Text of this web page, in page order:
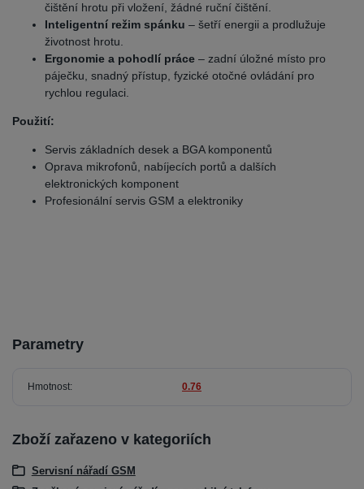
čištění hrotu při vložení, žádné ruční čištění.
Inteligentní režim spánku – šetří energii a prodlužuje
životnost hrotu.
Ergonomie a pohodlí práce – zadní úložné místo pro
páječku, snadný přístup, fyzické otočné ovládání pro
rychlou regulaci.
Použití:
Servis základních desek a BGA komponentů
Oprava mikrofonů, nabíjecích portů a dalších
elektronických komponent
Profesionální servis GSM a elektroniky
Parametry
Hmotnost 0.76
Zboží zařazeno v kategoriích
Servisní nářadí GSM